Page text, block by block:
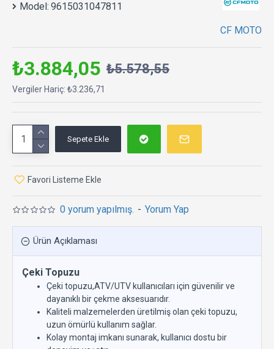
Model: 9615031047811
CF MOTO
0 yorum yapılmış. - Yorum Yap
₺3.884,05 ₺5.578,55
Vergiler Hariç: ₺3.236,71
Sepete Ekle
Favori Listeme Ekle
Ürün Açıklaması
Çeki Topuzu
Çeki topuzu,ATV/UTV kullanıcıları için güvenilir ve
dayanıklı bir çekme aksesuarıdır.
Kaliteli malzemelerden üretilmiş olan çeki topuzu,
uzun ömürlü kullanım sağlar.
Kolay montaj imkanı sunarak, kullanıcı dostu bir